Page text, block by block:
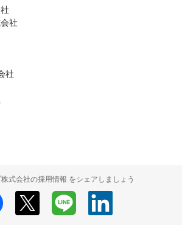
社
社
式会社の採用情報 をシェアしましょう